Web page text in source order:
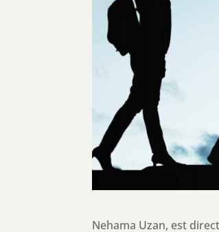
Nehama Uzan, est